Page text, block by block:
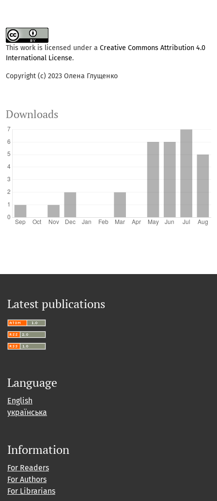
This work is licensed under a Creative Commons Attribution 4.0
International License.
Copyright (c) 2023 Олена Глущенко
Downloads
Latest publications
Language
English
українська
Information
For Readers
For Authors
For Librarians